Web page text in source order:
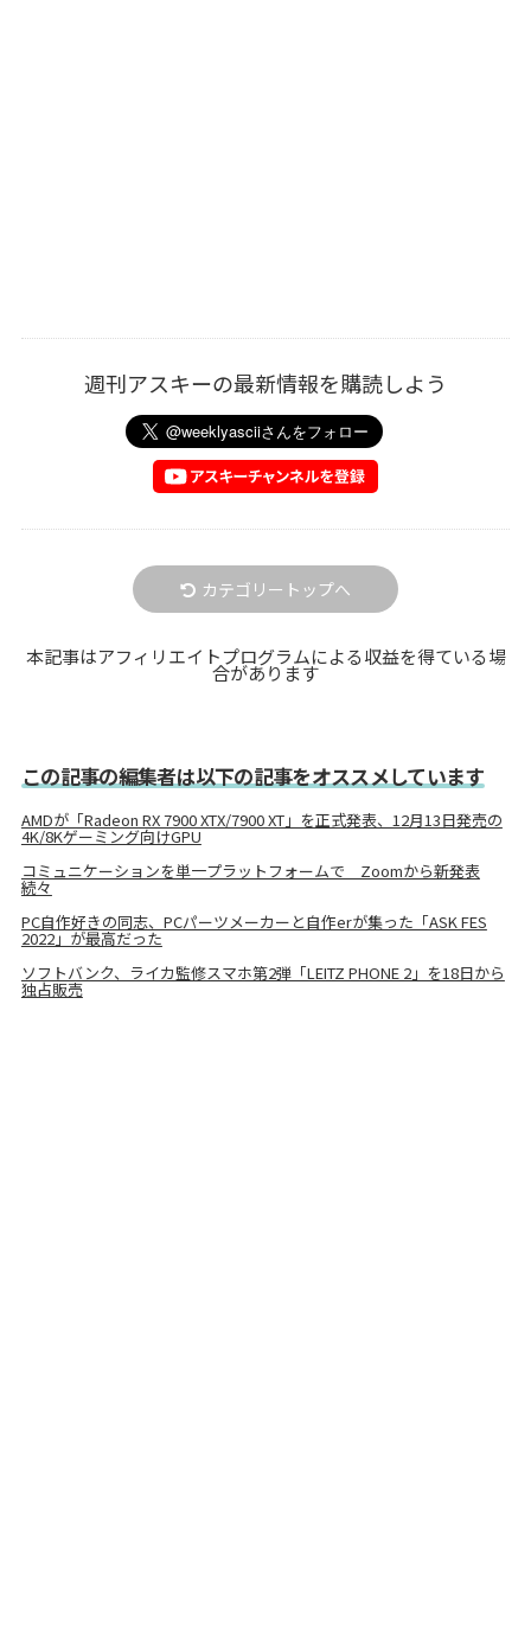
週刊アスキーの最新情報を購読しよう
カテゴリートップへ
本記事はアフィリエイトプログラムによる収益を得ている場
合があります
この記事の編集者は以下の記事をオススメしています
AMDが「Radeon RX 7900 XTX/7900 XT」を正式発表、12月13日発売の
4K/8Kゲーミング向けGPU
コミュニケーションを単一プラットフォームで Zoomから新発表
続々
PC自作好きの同志、PCパーツメーカーと自作erが集った「ASK FES
2022」が最高だった
ソフトバンク、ライカ監修スマホ第2弾「LEITZ PHONE 2」を18日から
独占販売